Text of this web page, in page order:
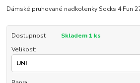
Dámské pruhované nadkolenky Socks 4 Fun
Dostupnost
Skladem 1 ks
Velikost: